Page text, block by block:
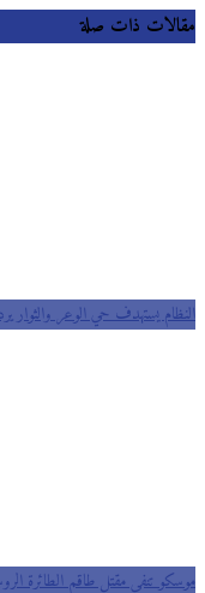
مقالات ذات صلة
النظام يستهدف حي الوعر والثوار
موسكو تنفي مقتل طاقم الطائرة